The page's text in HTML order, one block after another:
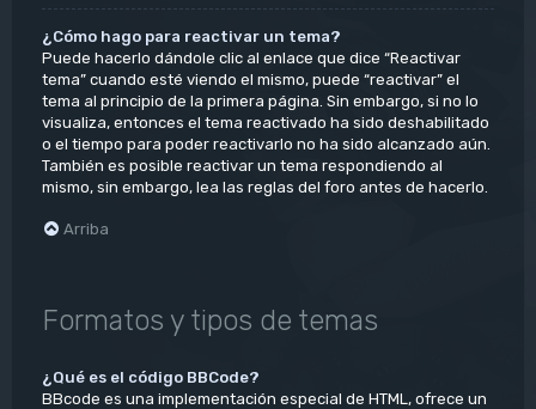
¿Cómo hago para reactivar un tema?
Puede hacerlo dándole clic al enlace que dice “Reactivar
tema” cuando esté viendo el mismo, puede “reactivar” el
tema al principio de la primera página. Sin embargo, si no lo
visualiza, entonces el tema reactivado ha sido deshabilitado
o el tiempo para poder reactivarlo no ha sido alcanzado aún.
También es posible reactivar un tema respondiendo al
mismo, sin embargo, lea las reglas del foro antes de hacerlo.
Arriba
Formatos y tipos de temas
¿Qué es el código BBCode?
BBcode es una implementación especial de HTML, ofrece un